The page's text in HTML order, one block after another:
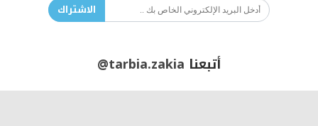
الاشتراك
أتبعنا @tarbia.zakia